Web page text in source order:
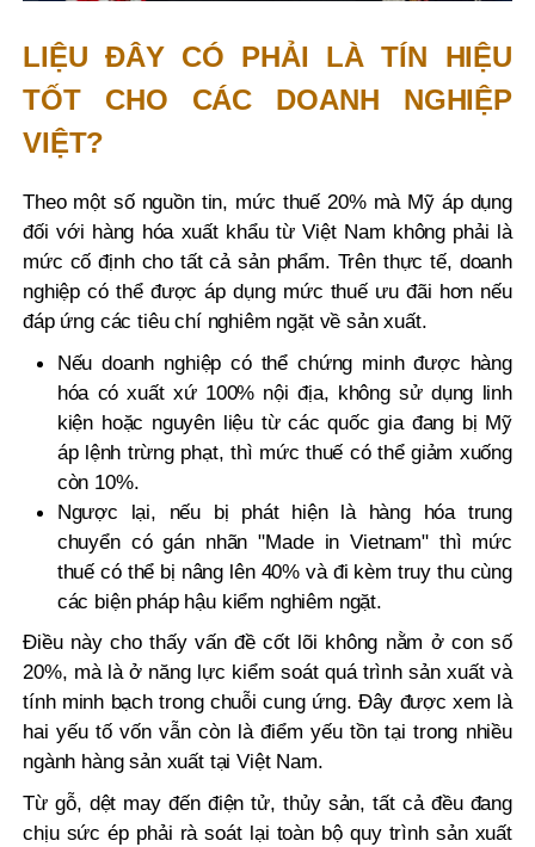
LIỆU ĐÂY CÓ PHẢI LÀ TÍN HIỆU
TỐT CHO CÁC DOANH NGHIỆP
VIỆT?
Theo một số nguồn tin, mức thuế 20% mà Mỹ áp dụng
đối với hàng hóa xuất khẩu từ Việt Nam không phải là
mức cố định cho tất cả sản phẩm. Trên thực tế, doanh
nghiệp có thể được áp dụng mức thuế ưu đãi hơn nếu
đáp ứng các tiêu chí nghiêm ngặt về sản xuất.
Nếu doanh nghiệp có thể chứng minh được hàng
hóa có xuất xứ 100% nội địa, không sử dụng linh
kiện hoặc nguyên liệu từ các quốc gia đang bị Mỹ
áp lệnh trừng phạt, thì mức thuế có thể giảm xuống
còn 10%.
Ngược lại, nếu bị phát hiện là hàng hóa trung
chuyển có gán nhãn "Made in Vietnam" thì mức
thuế có thể bị nâng lên 40% và đi kèm truy thu cùng
các biện pháp hậu kiểm nghiêm ngặt.
Điều này cho thấy vấn đề cốt lõi không nằm ở con số
20%, mà là ở năng lực kiểm soát quá trình sản xuất và
tính minh bạch trong chuỗi cung ứng. Đây được xem là
hai yếu tố vốn vẫn còn là điểm yếu tồn tại trong nhiều
ngành hàng sản xuất tại Việt Nam.
Từ gỗ, dệt may đến điện tử, thủy sản, tất cả đều đang
chịu sức ép phải rà soát lại toàn bộ quy trình sản xuất